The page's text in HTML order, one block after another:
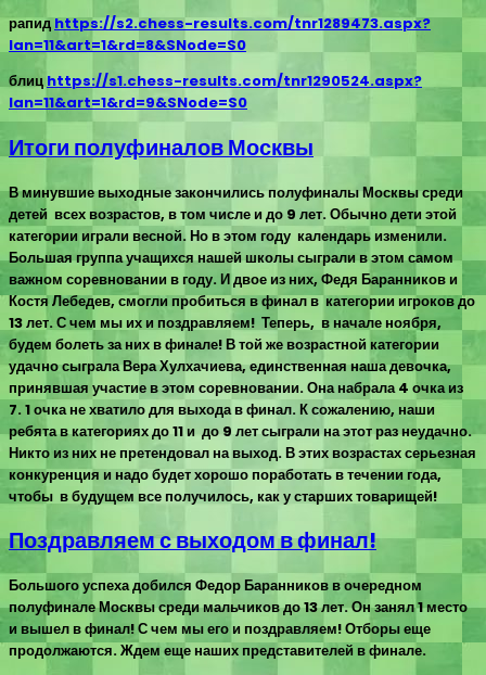
рапидhttps://s2.chess-results.com/tnr1289473.aspx?
lan=11&art=1&rd=8&SNode=S0
блиц https://s1.chess-results.com/tnr1290524.aspx?
lan=11&art=1&rd=9&SNode=S0
Итоги полуфиналов Москвы
В минувшие выходные закончились полуфиналы Москвы среди
детей всех возрастов, в том числе и до 9 лет. Обычно дети этой
категории играли весной. Но в этом году календарь изменили.
Большая группа учащихся нашей школы сыграли в этом самом
важном соревновании в году. И двое из них, Федя Баранников и
Костя Лебедев, смогли пробиться в финал в категории игроков до
13 лет. С чем мы их и поздравляем! Теперь, в начале ноября,
будем болеть за них в финале! В той же возрастной категории
удачно сыграла Вера Хулхачиева, единственная наша девочка,
принявшая участие в этом соревновании. Она набрала 4 очка из
7. 1 очка не хватило для выхода в финал. К сожалению, наши
ребята в категориях до 11 и до 9 лет сыграли на этот раз неудачно.
Никто из них не претендовал на выход. В этих возрастах серьезная
конкуренция и надо будет хорошо поработать в течении года,
чтобы в будущем все получилось, как у старших товарищей!
Поздравляем с выходом в финал!
Большого успеха добился Федор Баранников в очередном
полуфинале Москвы среди мальчиков до 13 лет. Он занял 1 место
и вышел в финал! С чем мы его и поздравляем! Отборы еще
продолжаются. Ждем еще наших представителей в финале.